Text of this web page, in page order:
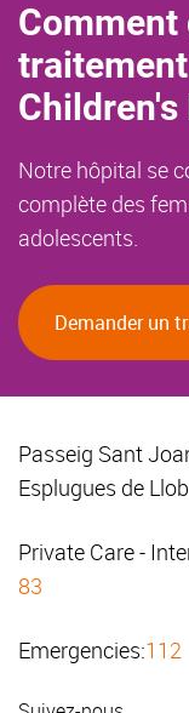
Comment
Children's
Notre hôpital se
complète des
adolescents.
Demander un
Passeig Sant
Esplugues de
Private Care -
83
Emergencies:112